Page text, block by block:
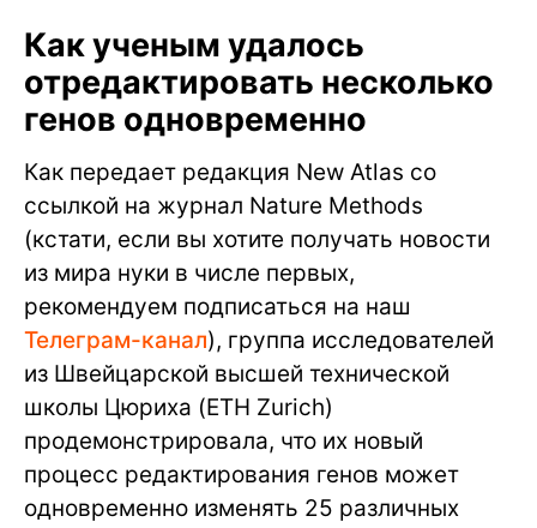
Как ученым удалось
отредактировать несколько
генов одновременно
Как передает редакция New Atlas со
ссылкой на журнал Nature Methods
(кстати, если вы хотите получать новости
из мира нуки в числе первых,
рекомендуем подписаться на наш
Телеграм-канал), группа исследователей
из Швейцарской высшей технической
школы Цюриха (ETH Zurich)
продемонстрировала, что их новый
процесс редактирования генов может
одновременно изменять 25 различных